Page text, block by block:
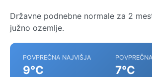
Državne podnebne normale za 2
južno ozemlje.
POVPREČNA NAJVIŠJA
9°C 7°C